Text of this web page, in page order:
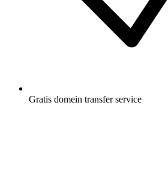
Gratis domein transfer service